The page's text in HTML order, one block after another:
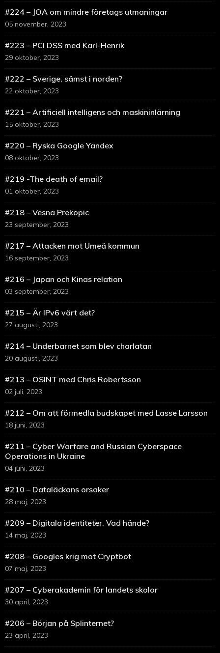
#224 – JOA om mindre företags utmaningar
05 november, 2023
#223 – PCI DSS med Karl-Henrik
29 oktober, 2023
#222 – Sverige, sämst i norden?
22 oktober, 2023
#221 – Artificiell intelligens och maskininlärning
15 oktober, 2023
#220 – Ryska Google Yandex
08 oktober, 2023
#219 -The death of email?
01 oktober, 2023
#218 – Vesna Prekopic
23 september, 2023
#217 – Attacken mot Umeå kommun
16 september, 2023
#216 – Japan och Kinas relation
03 september, 2023
#215 – Är IPv6 värt det?
27 augusti, 2023
#214 – Underbarnet som blev charlatan
20 augusti, 2023
#213 – OSINT med Chris Robertsson
02 juli, 2023
#212 – Om att förmedla budskapet med Lasse Larsson
18 juni, 2023
#211 – Cyber Warfare and Russian Cyberspace
Operations in Ukraine
04 juni, 2023
#210 – Dataläckans orsaker
28 maj, 2023
#209 – Digitala identiteter. Vad hände?
14 maj, 2023
#208 – Googles krig mot Cryptbot
07 maj, 2023
#207 – Cyberakademin för landets skolor
30 april, 2023
#206 – Början på Splinternet?
23 april, 2023